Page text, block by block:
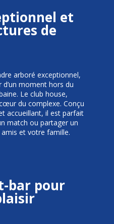
et
de
arboré exceptionnel,
moment hors du
Le club house,
du complexe. Conçu
accueillant, il est parfait
match ou partager un
et votre famille.
bar pour